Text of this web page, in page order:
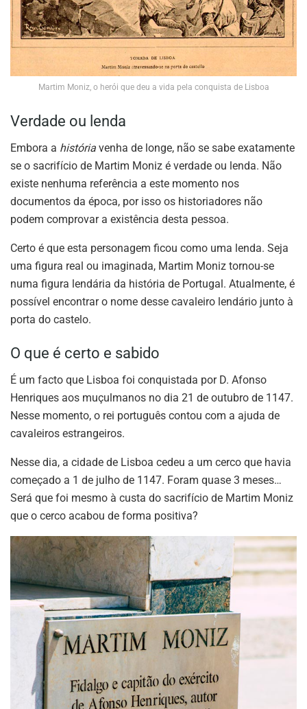
Martim Moniz, o herói que deu a vida pela conquista de Lisboa
Verdade ou lenda
Embora a história venha de longe, não se sabe exatamente
se o sacrifício de Martim Moniz é verdade ou lenda. Não
existe nenhuma referência a este momento nos
documentos da época, por isso os historiadores não
podem comprovar a existência desta pessoa.
Certo é que esta personagem ficou como uma lenda. Seja
uma figura real ou imaginada, Martim Moniz tornou-se
numa figura lendária da história de Portugal. Atualmente, é
possível encontrar o nome desse cavaleiro lendário junto à
porta do castelo.
O que é certo e sabido
É um facto que Lisboa foi conquistada por D. Afonso
Henriques aos muçulmanos no dia 21 de outubro de 1147.
Nesse momento, o rei português contou com a ajuda de
cavaleiros estrangeiros.
Nesse dia, a cidade de Lisboa cedeu a um cerco que havia
começado a 1 de julho de 1147. Foram quase 3 meses…
Será que foi mesmo à custa do sacrifício de Martim Moniz
que o cerco acabou de forma positiva?